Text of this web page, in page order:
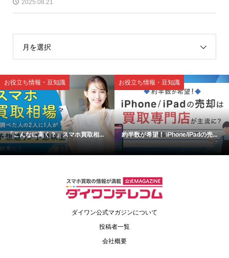
2025.08.21
月を選択
お役立ち情報・豆知識
「こんなに高く？」スマホ買取相...
お役立ち情報・豆知識
約半数が希望！ iPhone/iPadの売...
ダイワン公式マガジンについて
投稿者一覧
会社概要